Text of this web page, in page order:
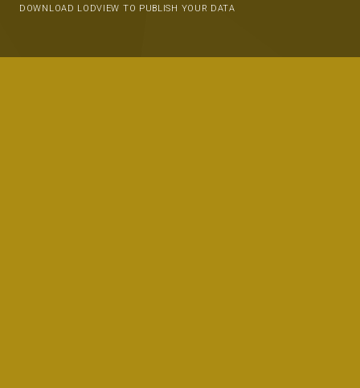
DOWNLOAD LODVIEW TO PUBLISH YOUR DATA